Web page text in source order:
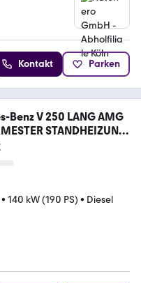
Kontakt Parken
Benz V 250 LANG AMG
STANDHEIZUNG
• 140 kW (190 PS) • Diesel